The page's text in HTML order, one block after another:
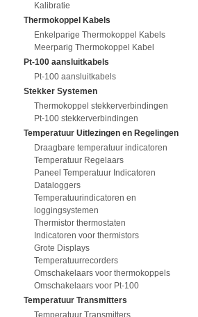
Kalibratie
Thermokoppel Kabels
Enkelparige Thermokoppel Kabels
Meerparig Thermokoppel Kabel
Pt-100 aansluitkabels
Pt-100 aansluitkabels
Stekker Systemen
Thermokoppel stekkerverbindingen
Pt-100 stekkerverbindingen
Temperatuur Uitlezingen en Regelingen
Draagbare temperatuur indicatoren
Temperatuur Regelaars
Paneel Temperatuur Indicatoren
Dataloggers
Temperatuurindicatoren en
loggingsystemen
Thermistor thermostaten
Indicatoren voor thermistors
Grote Displays
Temperatuurrecorders
Omschakelaars voor thermokoppels
Omschakelaars voor Pt-100
Temperatuur Transmitters
Temperatuur Transmitters